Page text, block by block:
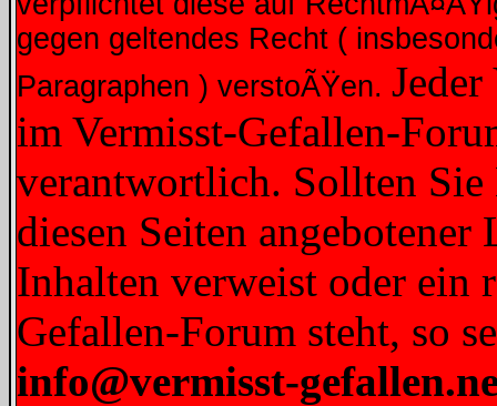
gegen geltendes Recht (
Paragraphen ) verstoÃŸen.
im Vermisst-Gefallen-
verantwortlich. Sollten Sie
diesen Seiten
Inhalten verweist oder ein
Gefallen-Forum steht, so
info@vermisst-